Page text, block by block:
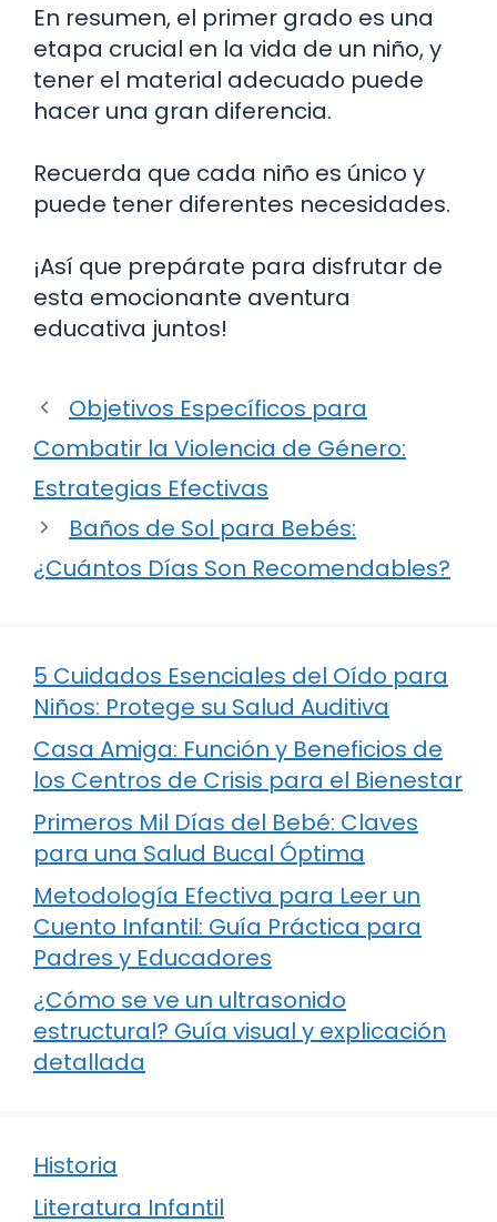
En resumen, el primer grado es una
etapa crucial en la vida de un niño, y
tener el material adecuado puede
hacer una gran diferencia.
Recuerda que cada niño es único y
puede tener diferentes necesidades.
¡Así que prepárate para disfrutar de
esta emocionante aventura
educativa juntos!
Objetivos Específicos para
Combatir la Violencia de Género:
Estrategias Efectivas
Baños de Sol para Bebés:
¿Cuántos Días Son Recomendables?
5 Cuidados Esenciales del Oído para
Niños: Protege su Salud Auditiva
Casa Amiga: Función y Beneficios de
los Centros de Crisis para el Bienestar
Primeros Mil Días del Bebé: Claves
para una Salud Bucal Óptima
Metodología Efectiva para Leer un
Cuento Infantil: Guía Práctica para
Padres y Educadores
¿Cómo se ve un ultrasonido
estructural? Guía visual y explicación
detallada
Historia
Literatura Infantil